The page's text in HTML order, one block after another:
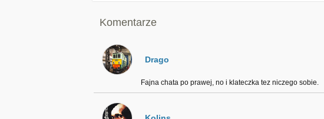
Komentarze
Drago
Fajna chata po prawej, no i klateczka tez niczego sobie.